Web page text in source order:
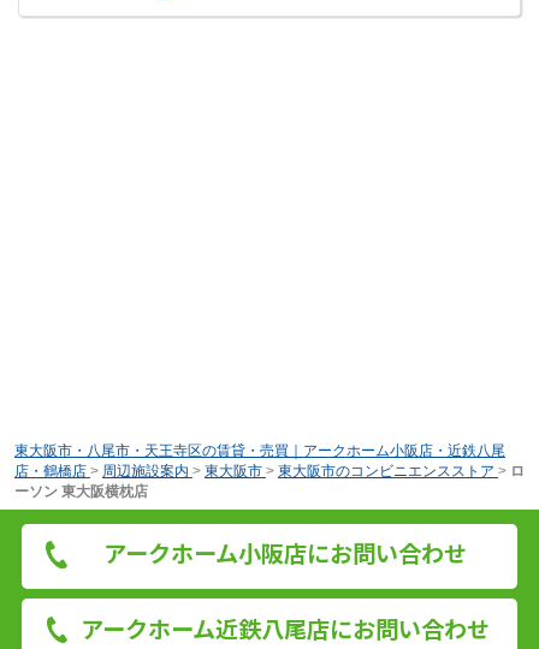
東大阪市・八尾市・天王寺区の賃貸・売買｜アークホーム小阪店・近鉄八尾
店・鶴橋店 > 周辺施設案内 > 東大阪市 > 東大阪市のコンビニエンスストア > ロ
ーソン 東大阪横枕店
アークホーム小阪店にお問い合わせ
アークホーム近鉄八尾店にお問い合わせ